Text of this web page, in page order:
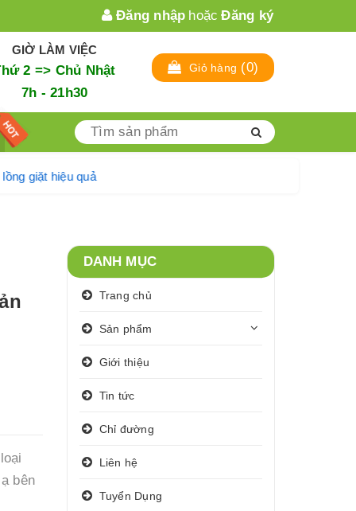
Đăng nhập hoặc Đăng ký
GIỜ LÀM VIỆC
2 => Chủ Nhật
7h - 21h30
Giỏ hàng (0)
sinh lồng giặt hiệu quả
bên
DANH MỤC
Trang chủ
Sản phẩm
Giới thiệu
Tin tức
Chỉ đường
Liên hệ
Tuyển Dụng